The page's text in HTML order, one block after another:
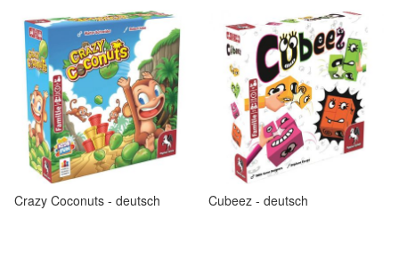
Crazy Coconuts - deutsch Cubeez - deutsch